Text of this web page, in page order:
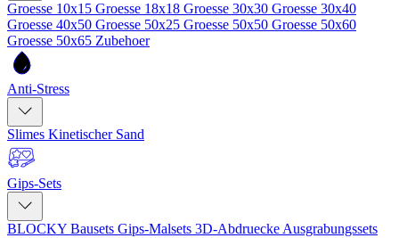
Groesse 10x15 Groesse 18x18 Groesse 30x30 Groesse 30x40
Groesse 40x50 Groesse 50x25 Groesse 50x50 Groesse 50x60
Groesse 50x65 Zubehoer
Anti-Stress
Slimes Kinetischer Sand
Gips-Sets
BLOCKY Bausets Gips-Malsets 3D-Abdruecke Ausgrabungssets